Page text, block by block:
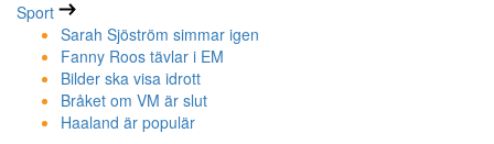
Sport
Sarah Sjöström simmar igen
Fanny Roos tävlar i EM
Bilder ska visa idrott
Bråket om VM är slut
Haaland är populär